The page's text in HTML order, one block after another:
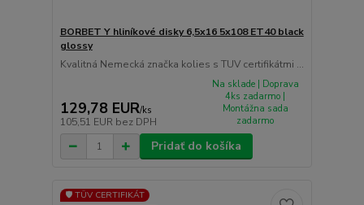
BORBET Y hliníkové disky 6,5x16 5x108 ET40 black
glossy
Kvalitná Nemecká značka kolies s TUV certifikátmi ...
129,78 EUR/ks
105,51 EUR bez DPH
Na sklade | Doprava
4ks zadarmo |
Montážna sada
zadarmo
Pridať do košíka
🛡️ TÜV CERTIFIKÁT